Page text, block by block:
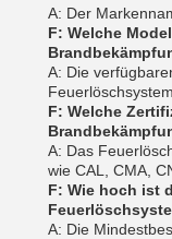
A: Der
F: Welche
A: Die
F: Welche
A: Das
wie CAL, CMA,
F: Wie hoch ist
A: Die